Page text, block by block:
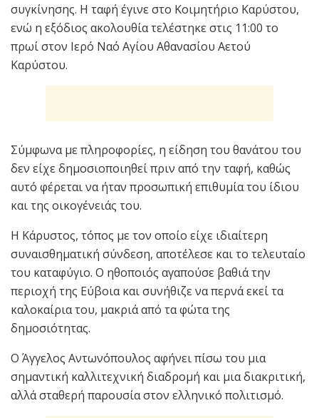
συγκίνησης. Η ταφή έγινε στο Κοιμητήριο Καρύστου,
ενώ η εξόδιος ακολουθία τελέστηκε στις 11:00 το
πρωί στον Ιερό Ναό Αγίου Αθανασίου Αετού
Καρύστου.
Σύμφωνα με πληροφορίες, η είδηση του θανάτου του
δεν είχε δημοσιοποιηθεί πριν από την ταφή, καθώς
αυτό φέρεται να ήταν προσωπική επιθυμία του ίδιου
και της οικογένειάς του.
Η Κάρυστος, τόπος με τον οποίο είχε ιδιαίτερη
συναισθηματική σύνδεση, αποτέλεσε και το τελευταίο
του καταφύγιο. Ο ηθοποιός αγαπούσε βαθιά την
περιοχή της Εύβοια και συνήθιζε να περνά εκεί τα
καλοκαίρια του, μακριά από τα φώτα της
δημοσιότητας.
Ο Άγγελος Αντωνόπουλος αφήνει πίσω του μια
σημαντική καλλιτεχνική διαδρομή και μια διακριτική,
αλλά σταθερή παρουσία στον ελληνικό πολιτισμό.